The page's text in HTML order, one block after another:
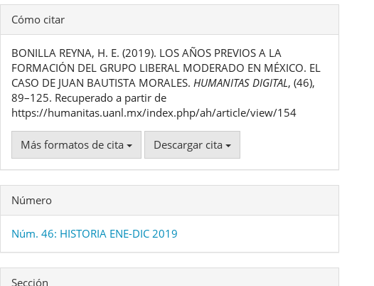
Detalles
del
artículo
Cómo citar
BONILLA REYNA, H. E. (2019). LOS AÑOS PREVIOS A LA
FORMACIÓN DEL GRUPO LIBERAL MODERADO EN MÉXICO. EL
CASO DE JUAN BAUTISTA MORALES.HUMANITAS DIGITAL, (46),
89–125. Recuperado a partir de
https://humanitas.uanl.mx/index.php/ah/article/view/154
Más formatos de cita Descargar cita
Número
Núm. 46: HISTORIA ENE-DIC 2019
Sección